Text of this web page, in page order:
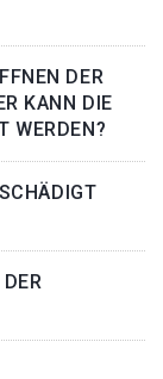
DER
KANN DIE
WERDEN?